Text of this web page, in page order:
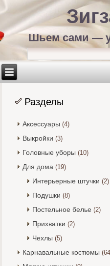
Шьем сами —
Разделы
Аксессуары (4)
Выкройки (3)
Головные уборы (10)
Для дома (19)
Интерьерные штучки (2)
Подушки (8)
Постельное белье (2)
Прихватки (2)
Чехлы (5)
Карнавальные костюмы